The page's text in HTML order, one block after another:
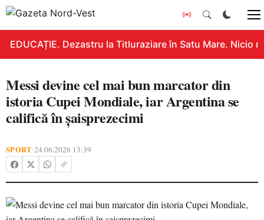
EDUCAȚIE. Dezastru la Titluraziare în Satu Mare. Nicio
Messi devine cel mai bun marcator din
istoria Cupei Mondiale, iar Argentina se
califică în șaisprezecimi
SPORT•24.06.2026 13:39